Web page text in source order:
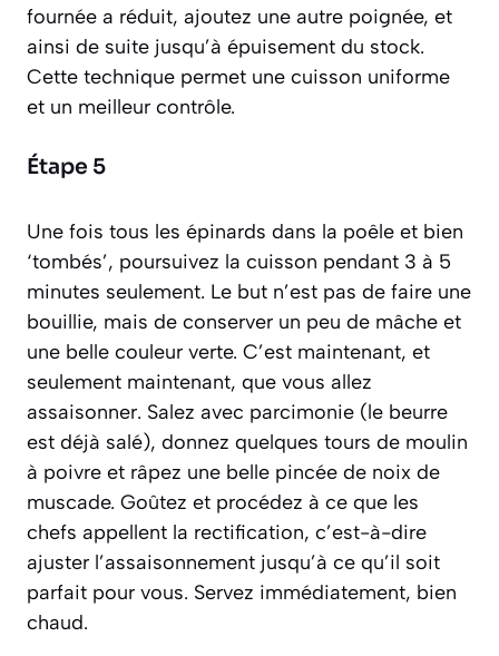
fournée a réduit, ajoutez une autre poignée, et
ainsi de suite jusqu’à épuisement du stock.
Cette technique permet une cuisson uniforme
et un meilleur contrôle.
Étape 5
Une fois tous les épinards dans la poêle et bien
‘tombés’, poursuivez la cuisson pendant 3 à 5
minutes seulement. Le but n’est pas de faire une
bouillie, mais de conserver un peu de mâche et
une belle couleur verte. C’est maintenant, et
seulement maintenant, que vous allez
assaisonner. Salez avec parcimonie (le beurre
est déjà salé), donnez quelques tours de moulin
à poivre et râpez une belle pincée de noix de
muscade. Goûtez et procédez à ce que les
chefs appellent la rectification, c’est-à-dire
ajuster l’assaisonnement jusqu’à ce qu’il soit
parfait pour vous. Servez immédiatement, bien
chaud.